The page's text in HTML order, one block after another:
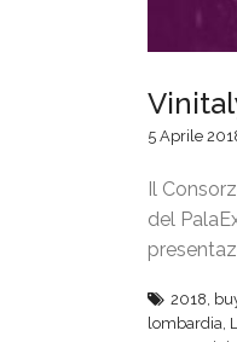
5 Aprile
Il
del
2018,
lombardia,